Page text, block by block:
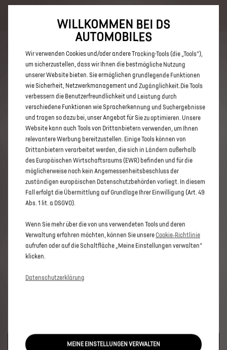
Hybride. Mehr erfahren >>
ENTDECKEN SIE ALLE ANGEBOTE
IN FRECHEN
Welches Fahrzeug möchten Sie?
WILLKOMMEN BEI DS
AUTOMOBILES
Wir verwenden Cookies und/oder andere Tracking-Tools (die „Tools“),
um sicherzustellen, dass wir Ihnen die bestmögliche Nutzung
unserer Website bieten. Sie ermöglichen grundlegende Funktionen
wie Sicherheit, Netzwerkmanagement und Zugänglichkeit.Die Tools
verbessern die Benutzerfreundlichkeit und Leistung durch
verschiedene Funktionen wie Spracherkennung und Suchergebnisse
und tragen so dazu bei, unser Angebot für Sie zu optimieren. Unsere
Website kann auch Tools von Drittanbietern verwenden, um Ihnen
relevantere Werbung bereitzustellen. Einige Tools können von
Drittanbietern verarbeitet werden, die sich in Ländern außerhalb
des Europäischen Wirtschaftsraums (EWR) befinden und für die
möglicherweise noch kein Angemessenheitsbeschluss der
zuständigen europäischen Datenschutzbehörden vorliegt. In diesem
Fall erfolgt die Übermittlung auf Grundlage Ihrer Einwilligung (Art. 49
Abs. 1 lit. a DSGVO).
Wenn Sie mehr über die von uns verwendeten Tools und deren
Verwaltung erfahren möchten, können Sie unsere Cookie‑Richtlinie
aufrufen oder auf die Schaltfläche „Meine Einstellungen verwalten“
klicken.
Datenschutzerklärung
MEINE EINSTELLUNGEN VERWALTEN